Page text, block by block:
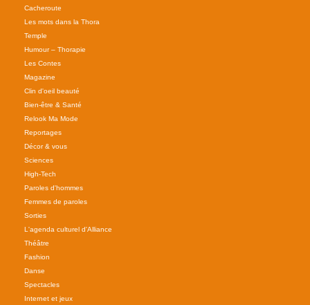
Cacheroute
Les mots dans la Thora
Temple
Humour – Thorapie
Les Contes
Magazine
Clin d'oeil beauté
Bien-être & Santé
Relook Ma Mode
Reportages
Décor & vous
Sciences
High-Tech
Paroles d'hommes
Femmes de paroles
Sorties
L'agenda culturel d'Alliance
Théâtre
Fashion
Danse
Spectacles
Internet et jeux